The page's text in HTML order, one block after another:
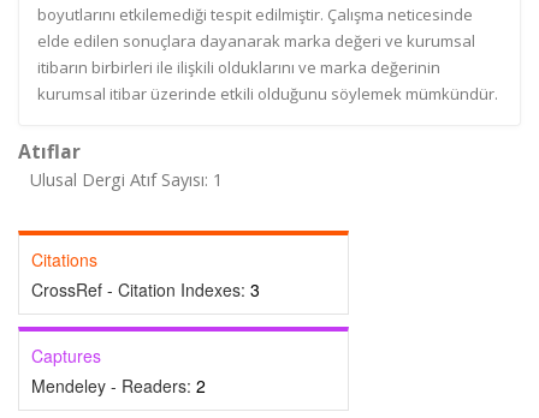
boyutlarını etkilemediği tespit edilmiştir. Çalışma neticesinde
elde edilen sonuçlara dayanarak marka değeri ve kurumsal
itibarın birbirleri ile ilişkili olduklarını ve marka değerinin
kurumsal itibar üzerinde etkili olduğunu söylemek mümkündür.
Atıflar
Ulusal Dergi Atıf Sayısı: 1
Citations
CrossRef - Citation Indexes: 3
Captures
Mendeley - Readers: 2